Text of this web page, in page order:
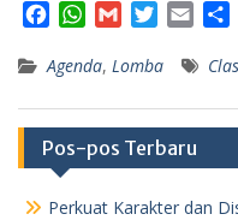
c
o
o
k
W
a
A
p
p
a
i
e
r
a
Agenda, Lomba
Pos-pos Terbaru
Perkuat Karakter dan